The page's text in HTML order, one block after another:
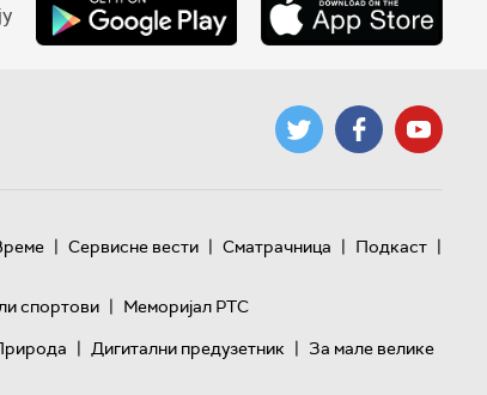
| Сервисне вести | Сматрачница | Подкаст |
спортови | Меморијал РТС
| Дигитални предузетник | За мале велике